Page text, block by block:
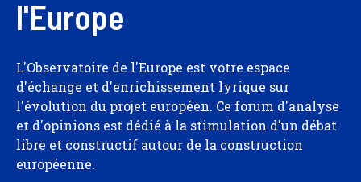
l'Europe
L'Observatoire de l'Europe est votre espace
d'échange et d'enrichissement lyrique sur
l'évolution du projet européen. Ce forum d'analyse
et d'opinions est dédié à la stimulation d'un débat
libre et constructif autour de la construction
européenne.